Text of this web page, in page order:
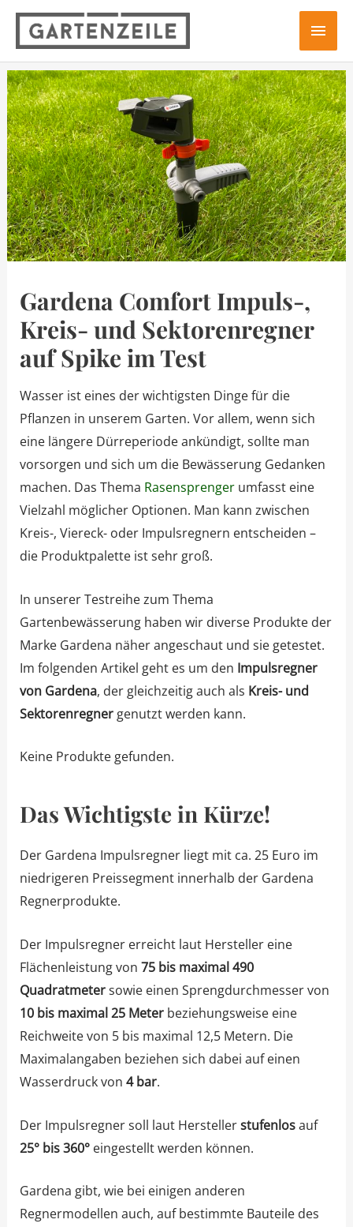
Zum
Inhalt
Gardena Comfort Impuls-,
Kreis- und Sektorenregner
auf Spike im Test
Wasser ist eines der wichtigsten Dinge für die
Pflanzen in unserem Garten. Vor allem, wenn sich
eine längere Dürreperiode ankündigt, sollte man
vorsorgen und sich um die Bewässerung Gedanken
machen. Das Thema Rasensprengerumfasst eine
Vielzahl möglicher Optionen. Man kann zwischen
Kreis-, Viereck- oder Impulsregnern entscheiden –
die Produktpalette ist sehr groß.
In unserer Testreihe zum Thema
Gartenbewässerung haben wir diverse Produkte der
Marke Gardena näher angeschaut und sie getestet.
Im folgenden Artikel geht es um den Impulsregner
von Gardena, der gleichzeitig auch als Kreis- und
Sektorenregnergenutzt werden kann.
Keine Produkte gefunden.
Das Wichtigste in Kürze!
Der Gardena Impulsregner liegt mit ca. 25 Euro im
niedrigeren Preissegment innerhalb der Gardena
Regnerprodukte.
Der Impulsregner erreicht laut Hersteller eine
Flächenleistung von 75 bis maximal 490
Quadratmetersowie einen Sprengdurchmesser von
10 bis maximal 25 Meterbeziehungsweise eine
Reichweite von 5 bis maximal 12,5 Metern. Die
Maximalangaben beziehen sich dabei auf einen
Wasserdruck von 4 bar.
Der Impulsregner soll laut Herstellerstufenlosauf
25° bis 360°eingestellt werden können.
Gardena gibt, wie bei einigen anderen
Regnermodellen auch, auf bestimmte Bauteile des